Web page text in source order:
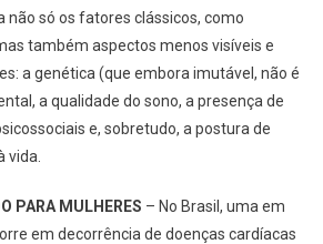
não só os fatores clássicos, como
também aspectos menos visíveis e
a genética (que embora imutável, não é
a qualidade do sono, a presença de
e, sobretudo, a postura de
vida.
PARA MULHERES – No Brasil, uma em
em decorrência de doenças cardíacas